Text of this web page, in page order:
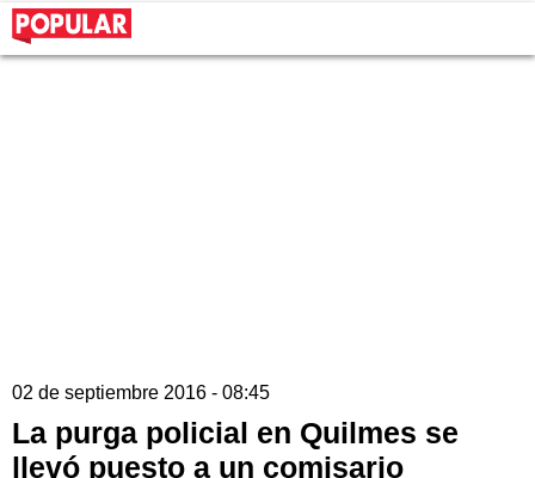
02 de septiembre 2016 - 08:45
La purga policial en Quilmes se
llevó puesto a un comisario